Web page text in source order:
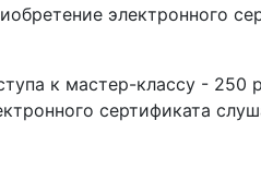
электронного
к мастер-классу - 250
сертификата